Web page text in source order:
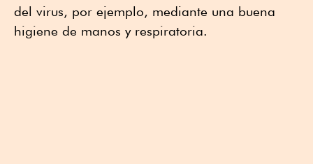
del virus, por ejemplo, mediante una buena
higiene de manos y respiratoria.